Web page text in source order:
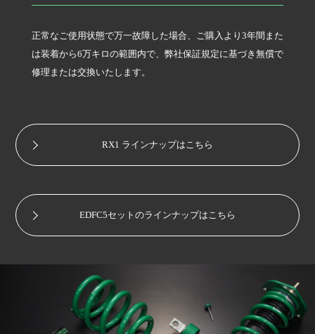
正常なご使用状態で万一故障した場合、ご購入より3年間また
は装着から6万キロの範囲内で、弊社保証規定に基づき無償で
修理または交換いたします。
RX1 ラインナップはこちら
EDFC5セットのラインナップはこちら